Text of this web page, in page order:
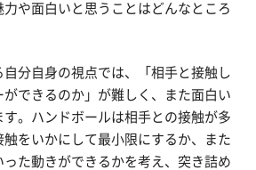
や面白いと思うことはどんなところ
分自身の視点では、「相手と接触し
できるのか」が難しく、また面白い
す。ハンドボールは相手との接触が多
触をいかにして最小限にするか、また
た動きができるかを考え、突き詰め